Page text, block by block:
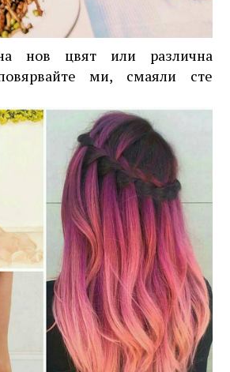
нов цвят или различна
ми, смаяли сте